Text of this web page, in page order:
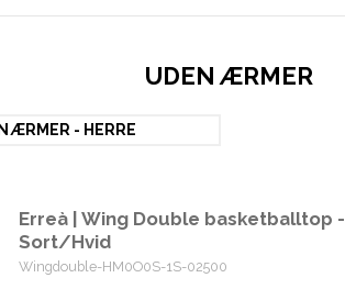
UDEN ÆRMER
ÆRMER - HERRE
Erreà | Wing Double basketballtop -
Sort/Hvid
Wingdouble-HM0O0S-1S-02500